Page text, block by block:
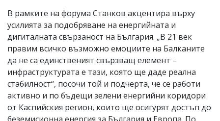
В рамките на форума Станков акцентира върху
усилията за подобряване на енергийната и
дигиталната свързаност на България. „В 21 век
правим всичко възможно емоциите на Балканите
да не са единственият свързващ елемент –
инфраструктурата е тази, която ще даде реална
стабилност“, посочи той и подчерта, че се работи
активно и по бъдещи зелени енергийни коридори
от Каспийския регион, които ще осигурят достъп до